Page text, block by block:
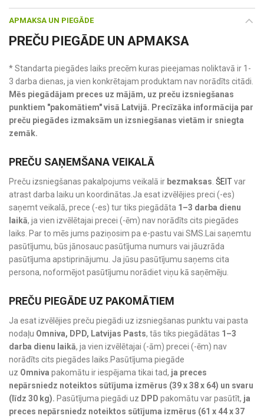
APMAKSA UN PIEGĀDE
PREČU PIEGĀDE UN APMAKSA
* Standarta piegādes laiks precēm kuras pieejamas noliktavā ir 1-
3 darba dienas, ja vien konkrētajam produktam nav norādīts citādi.
Mēs piegādājam preces uz mājām, uz preču izsniegšanas
punktiem "pakomātiem" visā Latvijā. Precīzāka informācija par
preču piegādes izmaksām un izsniegšanas vietām ir sniegta
zemāk.
PREČU SAŅEMŠANA VEIKALĀ
Preču izsniegšanas pakalpojums veikalā ir bezmaksas ŠEITvar
atrast darba laiku un koordinātas.Ja esat izvēlējies preci (-es)
saņemt veikalā, prece (-es) tur tiks piegādāta 1–3 darba dienu
laikā, ja vien izvēlētajai precei (-ēm) nav norādīts cits piegādes
laiks. Par to mēs jums paziņosim pa e-pastu vai SMS.Lai saņemtu
pasūtījumu, būs jānosauc pasūtījuma numurs vai jāuzrāda
pasūtījuma apstiprinājumu. Ja jūsu pasūtījumu saņems cita
persona, noformējot pasūtījumu norādiet viņu kā saņēmēju.
PREČU PIEGĀDE UZ PAKOMĀTIEM
Ja esat izvēlējies preču piegādi uz izsniegšanas punktu vai pasta
nodaļu Omniva, DPD, Latvijas Pasts, tās tiks piegādātas 1–3
darba dienu laikā, ja vien izvēlētajai (-ām) precei (-ēm) nav
norādīts cits piegādes laiks.Pasūtījuma piegāde
uz Omniva pakomātu ir iespējama tikai tad, ja preces
nepārsniedz noteiktos sūtījuma izmērus (39 x 38 x 64) un svaru
(līdz 30 kg). Pasūtījuma piegādi uz DPD pakomātu var pasūtīt, ja
preces nepārsniedz noteiktos sūtījuma izmērus (61 x 44 x 37